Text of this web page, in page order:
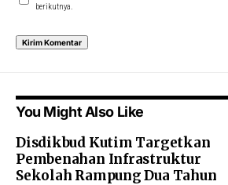
berikutnya.
You Might Also Like
Disdikbud Kutim Targetkan
Pembenahan Infrastruktur
Sekolah Rampung Dua Tahun